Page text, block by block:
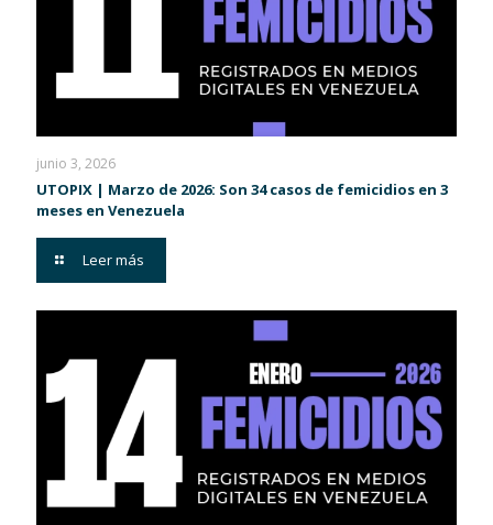
junio 3, 2026
UTOPIX | Marzo de 2026: Son 34 casos de femicidios en 3
meses en Venezuela
Leer más